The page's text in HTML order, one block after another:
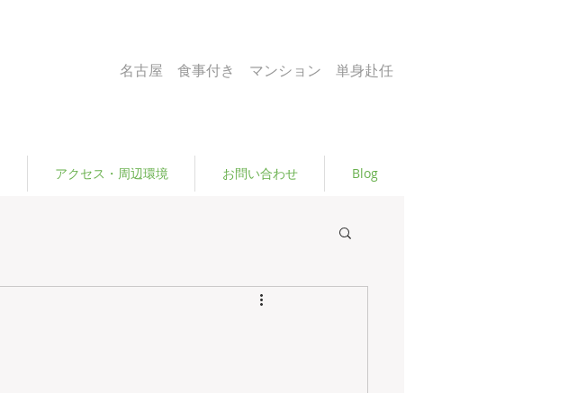
名古屋 食事付き マンション 単身赴任
アクセス・周辺環境 お問い合わせ Blog